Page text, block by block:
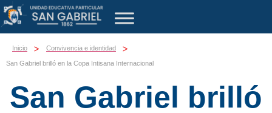
Inicio > Convivencia e identidad >
San Gabriel brilló en la Copa Intisana Internacional
San Gabriel brilló